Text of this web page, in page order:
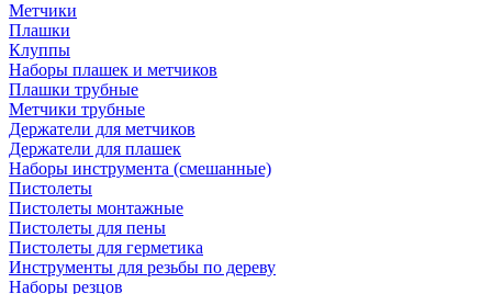
Метчики
Плашки
Клуппы
Наборы плашек и метчиков
Плашки трубные
Метчики трубные
Держатели для метчиков
Держатели для плашек
Наборы инструмента (смешанные)
Пистолеты
Пистолеты монтажные
Пистолеты для пены
Пистолеты для герметика
Инструменты для резьбы по дереву
Наборы резцов